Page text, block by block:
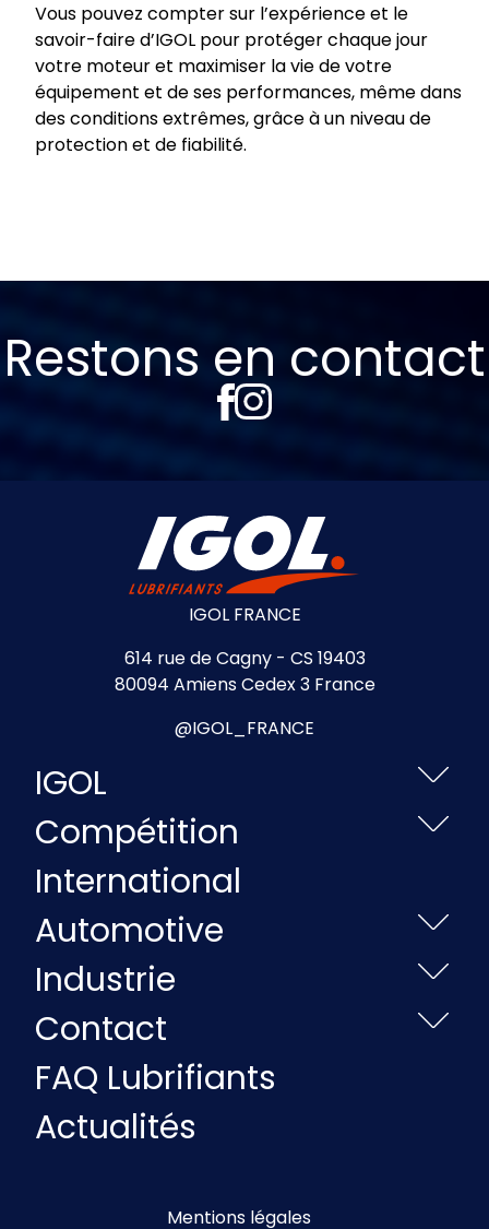
Vous pouvez compter sur l’expérience et le
savoir-faire d’IGOL pour protéger chaque jour
votre moteur et maximiser la vie de votre
équipement et de ses performances, même dans
des conditions extrêmes, grâce à un niveau de
protection et de fiabilité.
Restons en contact
IGOL FRANCE
614 rue de Cagny - CS 19403
80094 Amiens Cedex 3 France
@IGOL_FRANCE
IGOL
Compétition
International
Automotive
Industrie
Contact
FAQ Lubrifiants
Actualités
Mentions légales